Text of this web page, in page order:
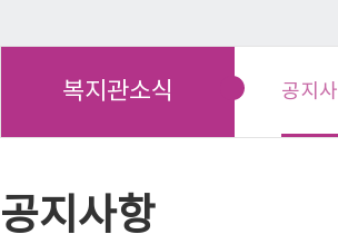
복지관소식 공지
공지사항